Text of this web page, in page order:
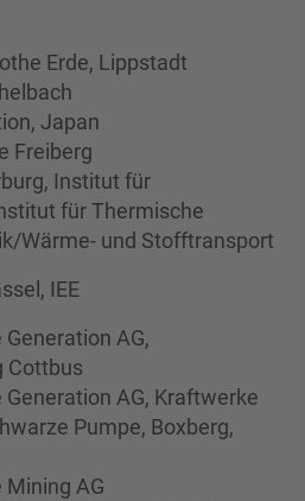
Erde, Lippstadt
Japan
Freiberg
Institut für
für Thermische
Wärme- und Stofftransport
IEE
AG,
Cottbus
AG, Kraftwerke
Pumpe, Boxberg,
AG